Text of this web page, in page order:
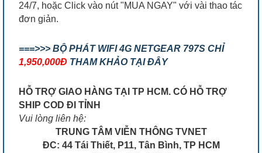
24/7, hoặc Click vào nút "MUA NGAY" với vài thao tác
đơn giản.
===>>> BỘ PHÁT WIFI 4G NETGEAR 797S CHỈ
1,950,000Đ THAM KHẢO TẠI ĐÂY
HỖ TRỢ GIAO HÀNG TẠI TP HCM. CÓ HỖ TRỢ
SHIP COD ĐI TỈNH
Vui lòng liên hệ:
TRUNG TÂM VIỄN THÔNG TVNET
ĐC: 44 Tái Thiết, P11, Tân Bình, TP HCM